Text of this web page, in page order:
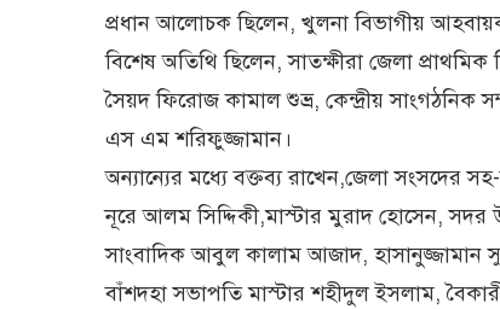
প্রধান আলোচক ছিলেন, খুলনা বিভাগীয়
বিশেষ অতিথি ছিলেন, সাতক্ষীরা জেলা
সৈয়দ ফিরোজ কামাল শুভ্র, কেন্দ্রীয়
এস এম শরিফুজ্জামান।
অন্যান্যের মধ্যে বক্তব্য রাখেন,জেলা
নূরে আলম সিদ্দিকী,মাস্টার মুরাদ হোসেন,
সাংবাদিক আবুল কালাম আজাদ,
বাঁশদহা সভাপতি মাস্টার শহীদুল ইসলাম,